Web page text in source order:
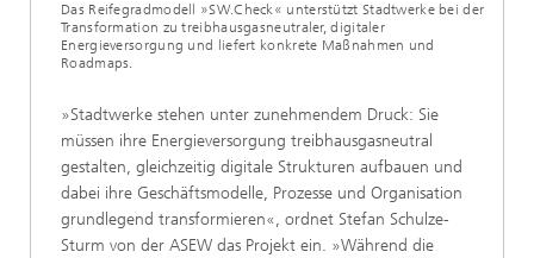
Das Reifegradmodell »SW.Check« unterstützt Stadtwerke bei der
Transformation zu treibhausgasneutraler, digitaler
Energieversorgung und liefert konkrete Maßnahmen und
Roadmaps.
»Stadtwerke stehen unter zunehmendem Druck: Sie
müssen ihre Energieversorgung treibhausgasneutral
gestalten, gleichzeitig digitale Strukturen aufbauen und
dabei ihre Geschäftsmodelle, Prozesse und Organisation
grundlegend transformieren«, ordnet Stefan Schulze-
Sturm von der ASEW das Projekt ein. »Während die